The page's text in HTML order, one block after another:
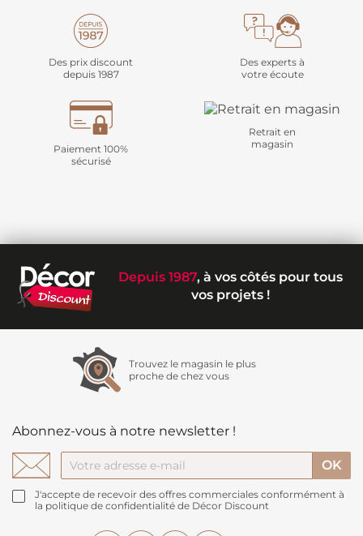
Des prix discount
depuis 1987
Des experts à
votre écoute
Paiement 100%
sécurisé
Retrait en
magasin
Depuis 1987, à vos côtés pour tous
vos projets !
Trouvez le magasin le plus
proche de chez vous
Abonnez-vous à notre newsletter !
J'accepte de recevoir des offres commerciales conformément à
la politique de confidentialité de Décor Discount